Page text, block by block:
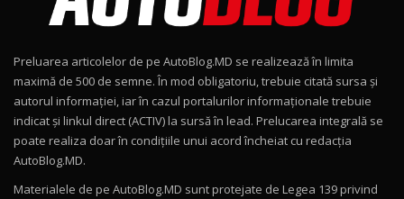
Noul Geely EX2 / Test Drive AutoBlog.MD
15:22
Mercedes-AMG E 53 HYBRID 4MATIC+ / Test
Drive AutoBlog.MD
16:27
11
Noul Volvo ES90 / Test Drive AutoBlog.MD
Preluarea articolelor de pe AutoBlog.MD se realizează în limita
maximă de 500 de semne. În mod obligatoriu, trebuie citată sursa și
autorul informației, iar în cazul portalurilor informaționale trebuie
indicat și linkul direct (ACTIV) la sursă în lead. Prelucarea integrală se
poate realiza doar în condițiile unui acord încheiat cu redacţia
AutoBlog.MD.
Materialele de pe AutoBlog.MD sunt protejate de Legea 139 privind